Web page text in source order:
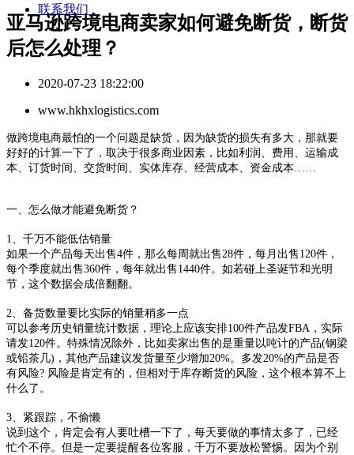
联系我们
亚马逊跨境电商卖家如何避免断货，断货
后怎么处理？
2020-07-23 18:22:00
www.hkhxlogistics.com
做跨境电商最怕的一个问题是缺货，因为缺货的损失有多大，那就要
好好的计算一下了，取决于很多商业因素，比如利润、费用、运输成
本、订货时间、交货时间、实体库存、经营成本、资金成本
一、 怎么做才能避免断货 ？
1、 千万不能低估销量
如果一个产品每天出售4件，那么每周就出售28件，每月出售120件，
每个季度就出售360件，每年就出售1 440件。 如若碰上圣诞节和光明
节，这个数据会成倍翻翻 。
2、备货数量要比实际的销量稍多一点
可以参考历史销量统计数据 ，理论上应该安排100件产品发FBA，实际
请发120件。 特殊情况除外，比如卖家出售的是重量以吨计的产品(钢梁
或铅茶几)，其他产品建议发货量至少增加20%。多发20%的产品是否
有风险? 风险是肯定有的 ，但相对于 库存断货的风险，这个根本算不上
什么了 。
3、 紧跟踪，不偷懒
说到 这个， 肯定会有人 要吐槽一下了 ，每天要做的事情太多了，已经
忙个不停。但是一定要提醒各位客服， 千万不要放松警惕。因为个别